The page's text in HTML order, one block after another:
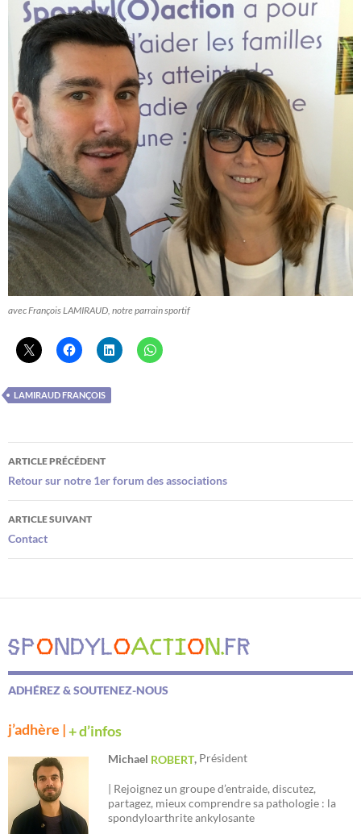
avec François LAMIRAUD, notre parrain sportif
LAMIRAUD FRANÇOIS
Navigation
des
articles
ARTICLE PRÉCÉDENT
Retour sur notre 1er forum des associations
ARTICLE SUIVANT
Contact
ADHÉREZ & SOUTENEZ-NOUS
j’adhère |+ d’infos
Michael ROBERT, Président
| Rejoignez un groupe d’entraide, discutez,
partagez, mieux comprendre sa pathologie : la
spondyloarthrite ankylosante